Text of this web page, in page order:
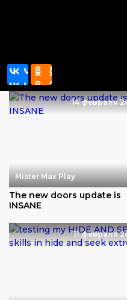
14 февраля
Mister Max Play
The new doors update is
INSANE
11 февраля